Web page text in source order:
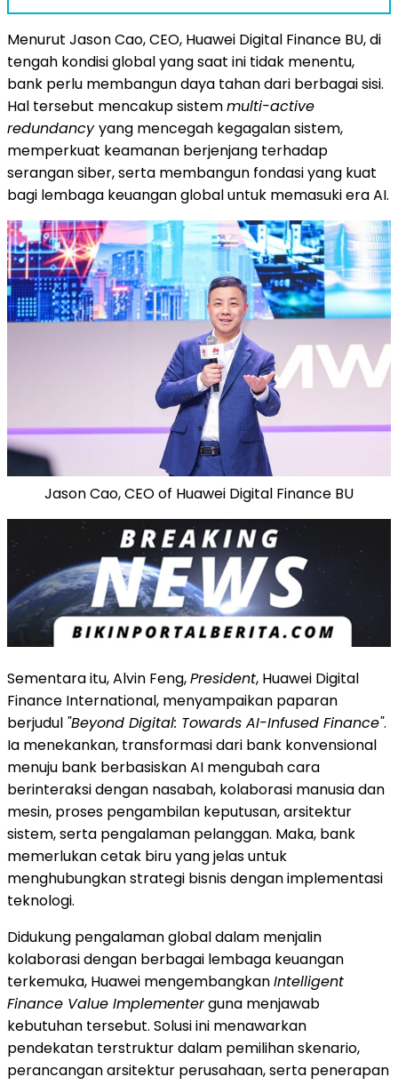
Menurut Jason Cao, CEO, Huawei Digital Finance BU, di
tengah kondisi global yang saat ini tidak menentu,
bank perlu membangun daya tahan dari berbagai sisi.
Hal tersebut mencakup sistemmulti-active
redundancyyang mencegah kegagalan sistem,
memperkuat keamanan berjenjang terhadap
serangan siber, serta membangun fondasi yang kuat
bagi lembaga keuangan global untuk memasuki era AI.
Jason Cao, CEO of Huawei Digital Finance BU
Sementara itu, Alvin Feng,President, Huawei Digital
Finance International, menyampaikan paparan
berjudul "Beyond Digital: Towards AI-Infused Finance".
Ia menekankan, transformasi dari bank konvensional
menuju bank berbasiskan AI mengubah cara
berinteraksi dengan nasabah, kolaborasi manusia dan
mesin, proses pengambilan keputusan, arsitektur
sistem, serta pengalaman pelanggan. Maka, bank
memerlukan cetak biru yang jelas untuk
menghubungkan strategi bisnis dengan implementasi
teknologi.
Didukung pengalaman global dalam menjalin
kolaborasi dengan berbagai lembaga keuangan
terkemuka, Huawei mengembangkanIntelligent
Finance Value Implementerguna menjawab
kebutuhan tersebut. Solusi ini menawarkan
pendekatan terstruktur dalam pemilihan skenario,
perancangan arsitektur perusahaan, serta penerapan